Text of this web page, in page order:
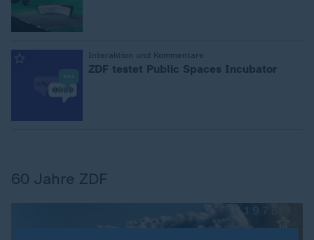
Interaktion und Kommentare
ZDF testet Public Spaces Incubator
60 Jahre ZDF